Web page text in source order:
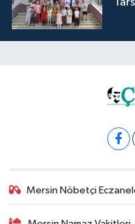
Mersin Nöbetçi